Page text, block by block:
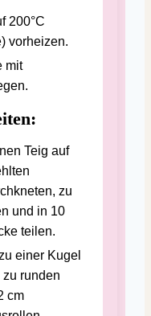
200°C
vorheizen.
mit
Teig auf
zu
und in 10
teilen.
einer Kugel
runden
cm